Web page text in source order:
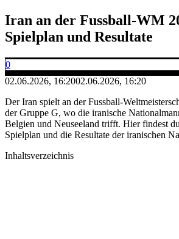
Iran an der Fussball-WM
Spielplan und Resultate
0
02.06.2026, 16:2002.06.2026, 16:20
Der Iran spielt an der Fussball-
der Gruppe G, wo die iranische
Belgien und Neuseeland trifft. Hier findest
Spielplan und die Resultate der iranischen
Inhaltsverzeichnis